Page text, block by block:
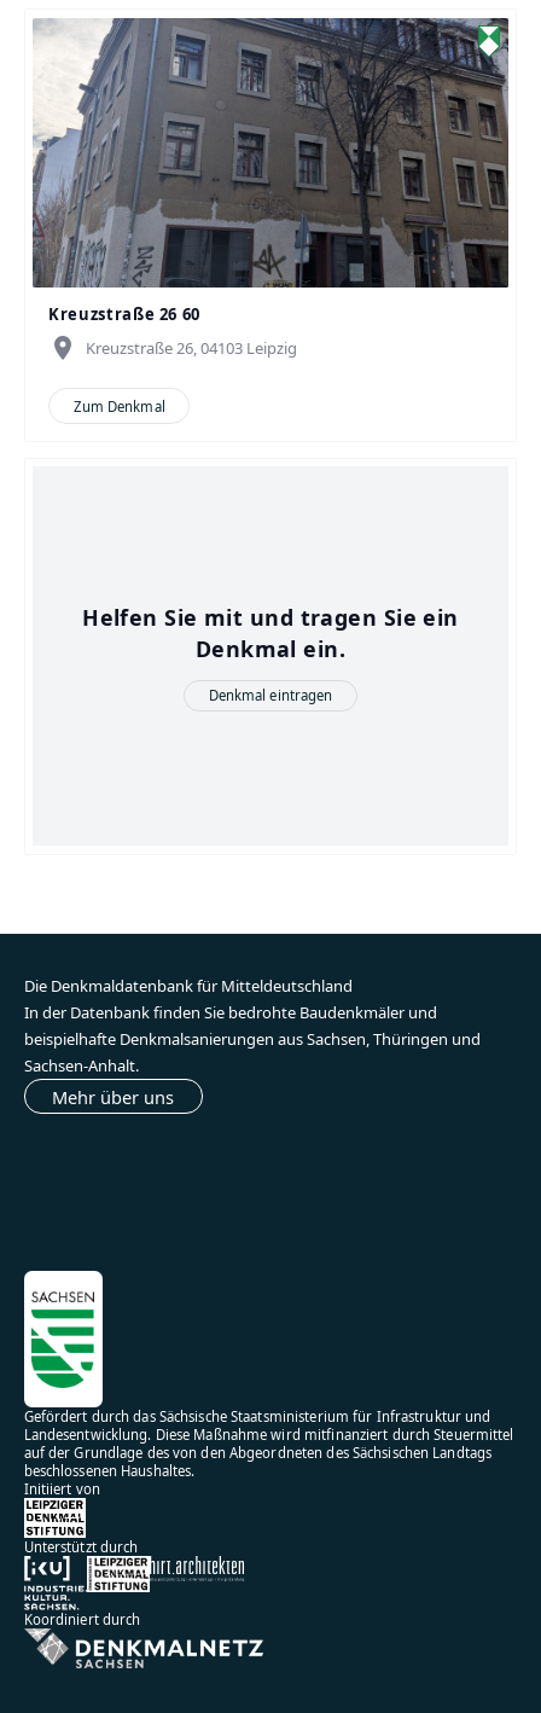
Kreuzstraße 26 60
place Kreuzstraße 26, 04103 Leipzig
Zum Denkmal
Helfen Sie mit und tragen Sie ein
Denkmal ein.
Denkmal eintragen
Die Denkmaldatenbank für Mitteldeutschland
In der Datenbank finden Sie bedrohte Baudenkmäler und
beispielhafte Denkmalsanierungen aus Sachsen, Thüringen und
Sachsen-Anhalt.
Mehr über uns
Gefördert durch das Sächsische Staatsministerium für Infrastruktur und
Landesentwicklung. Diese Maßnahme wird mitfinanziert durch Steuermittel
auf der Grundlage des von den Abgeordneten des Sächsischen Landtags
beschlossenen Haushaltes.
Initiiert von
Unterstützt durch
Koordiniert durch